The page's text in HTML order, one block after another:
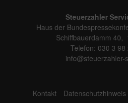
Steuerzahler
Haus der
Schiffbauerdamm 40,
Telefon: 030 3 98
info@steuerzahler-
Kontakt Datenschutzhinweis